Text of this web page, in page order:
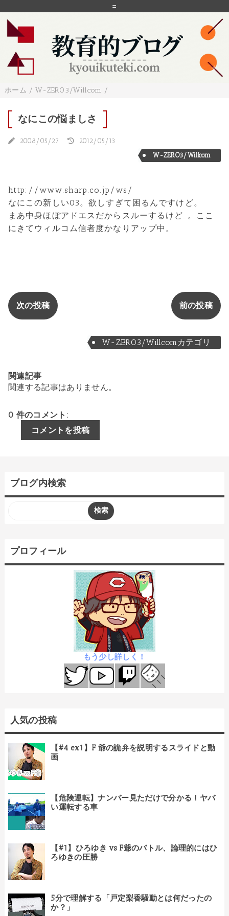
=
ホーム / W-ZERO3/Willcom /
なにこの悩ましさ
2008/05/27
2012/05/13
W-ZERO3/Willcom
http://www.sharp.co.jp/ws/
なにこの新しい03。欲しすぎて困るんですけど。
まあ中身ほぼアドエスだからスルーするけど…。ここ
にきてウィルコム信者度かなりアップ中。
次の投稿 前の投稿
W-ZERO3/Willcomカテゴリ
関連記事
関連する記事はありません。
0 件のコメント:
コメントを投稿
ブログ内検索
プロフィール
もう少し詳しく！
人気の投稿
【#4 ex1】F 爺の詭弁を説明するスライドと動
画
【危険運転】ナンバー見ただけで分かる！ヤバ
い運転する車
【#1】ひろゆき vs F爺のバトル、論理的にはひ
ろゆきの圧勝
5分で理解する「戸定梨香騒動とは何だったの
か？」